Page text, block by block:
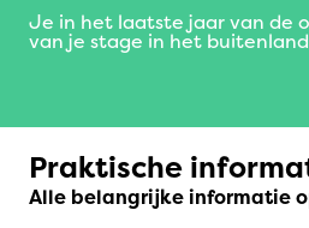
Je in het laatste jaar van de
van je stage in het
Praktische
Alle belangrijke informatie